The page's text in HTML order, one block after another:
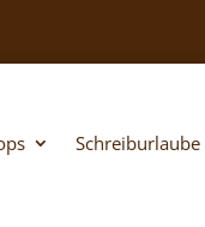
Schreiburlaube